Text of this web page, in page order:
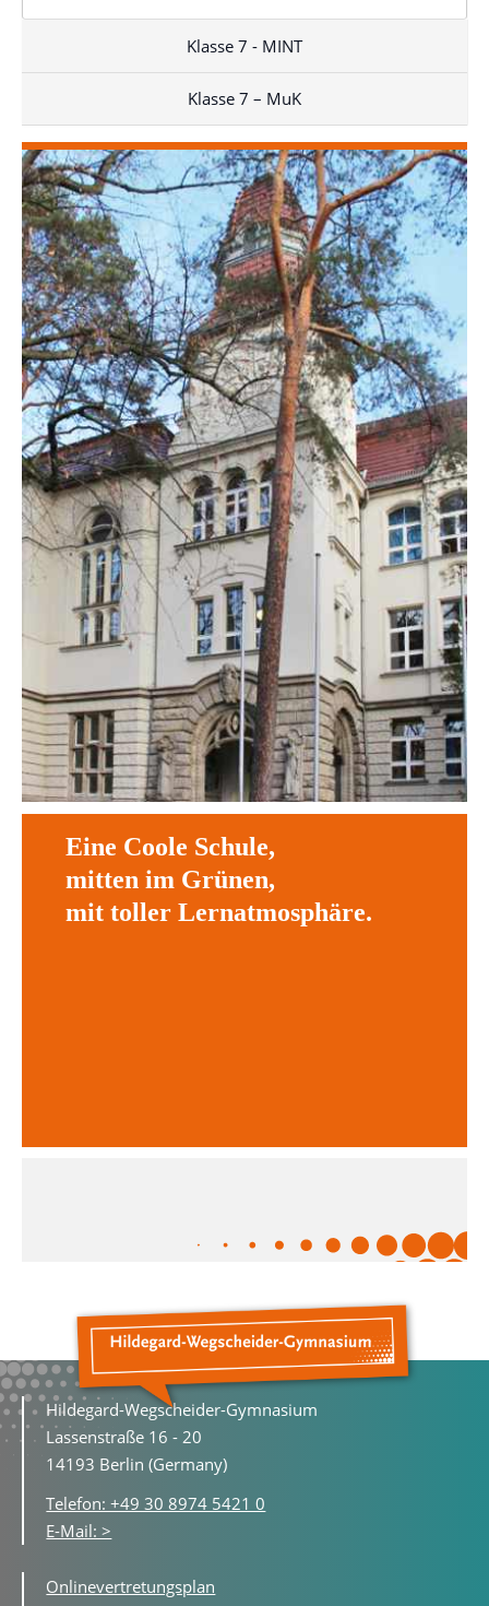
Klasse 7 - MINT
Klasse 7 – MuK
Eine Coole Schule,
mitten im Grünen,
mit toller Lernatmosphäre.
Hildegard-Wegscheider-Gymnasium
Lassenstraße 16 - 20
14193 Berlin (Germany)
Telefon: +49 30 8974 5421 0
E-Mail: >
Onlinevertretungsplan